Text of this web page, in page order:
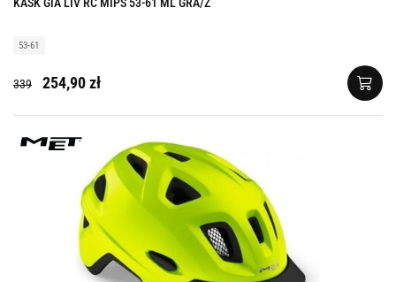
53-61
339 254,90 zł